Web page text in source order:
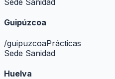
Sede Sanidad
Guipúzcoa
/guipuzcoaPrácticas
Sede Sanidad
Huelva